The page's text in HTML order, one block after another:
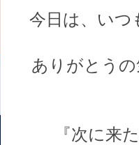
今日は、いつ
ありがとう
『次に来